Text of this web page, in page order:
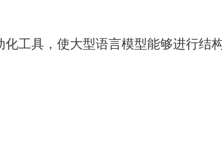
工具，使大型语言模型能够进行结